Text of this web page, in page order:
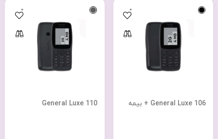
General Luxe 106 + بیمه
0
General Luxe 110
0